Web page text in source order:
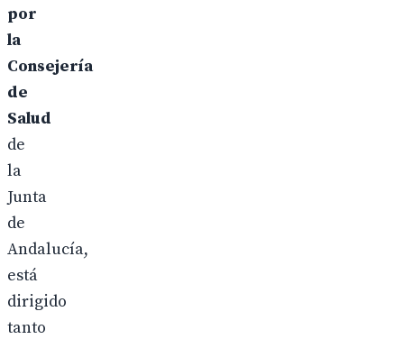
por
la
Consejería
de
Salud
de
la
Junta
de
Andalucía,
está
dirigido
tanto